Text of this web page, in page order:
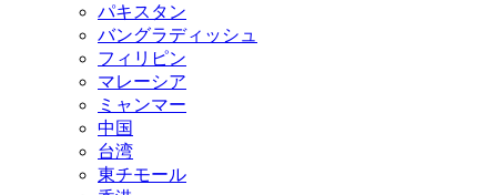
パキスタン
バングラディッシュ
フィリピン
マレーシア
ミャンマー
中国
台湾
東チモール